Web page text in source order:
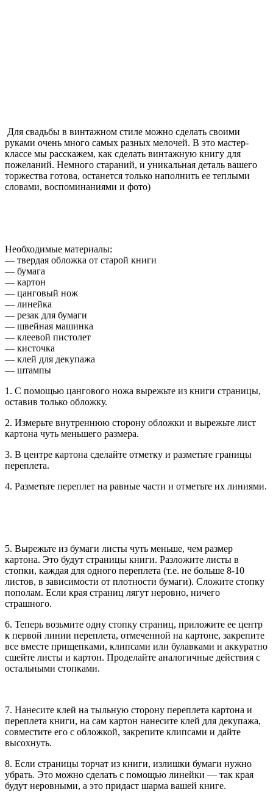
Для свадьбы в винтажном стиле можно сделать своими
руками очень много самых разных мелочей. В это мастер-
классе мы расскажем, как сделать винтажную книгу для
пожеланий. Немного стараний, и уникальная деталь вашего
торжества готова, останется только наполнить ее теплыми
словами, воспоминаниями и фото)
Необходимые материалы:
— твердая обложка от старой книги
— бумага
— картон
— цанговый нож
— линейка
— резак для бумаги
— швейная машинка
— клеевой пистолет
— кисточка
— клей для декупажа
— штампы
1. С помощью цангового ножа вырежьте из книги страницы,
оставив только обложку.
2. Измерьте внутреннюю сторону обложки и вырежьте лист
картона чуть меньшего размера.
3. В центре картона сделайте отметку и разметьте границы
переплета.
4. Разметьте переплет на равные части и отметьте их линиями.
5. Вырежьте из бумаги листы чуть меньше, чем размер
картона. Это будут страницы книги. Разложите листы в
стопки, каждая для одного переплета (т.е. не больше 8-10
листов, в зависимости от плотности бумаги). Сложите стопку
пополам. Если края страниц лягут неровно, ничего
страшного.
6. Теперь возьмите одну стопку страниц, приложите ее центр
к первой линии переплета, отмеченной на картоне, закрепите
все вместе прищепками, клипсами или булавками и аккуратно
сшейте листы и картон. Проделайте аналогичные действия с
остальными стопками.
7. Нанесите клей на тыльную сторону переплета картона и
переплета книги, на сам картон нанесите клей для декупажа,
совместите его с обложкой, закрепите клипсами и дайте
высохнуть.
8. Если страницы торчат из книги, излишки бумаги нужно
убрать. Это можно сделать с помощью линейки — так края
будут неровными, а это придаст шарма вашей книге.